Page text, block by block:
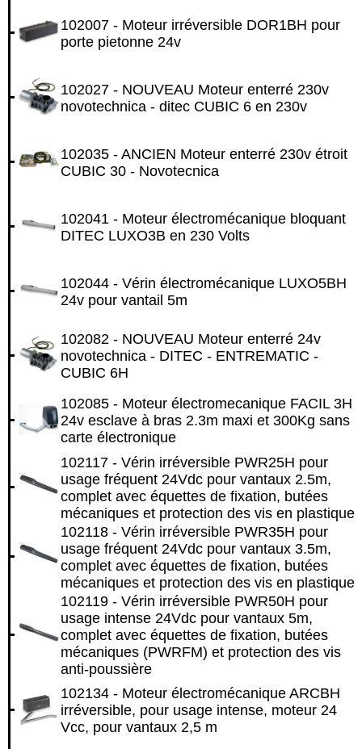
102007 - Moteur irréversible DOR1BH pour
porte pietonne 24v
102027 - NOUVEAU Moteur enterré 230v
novotechnica - ditec CUBIC 6 en 230v
102035 - ANCIEN Moteur enterré 230v étroit
CUBIC 30 - Novotecnica
102041 - Moteur électromécanique bloquant
DITEC LUXO3B en 230 Volts
102044 - Vérin électromécanique LUXO5BH
24v pour vantail 5m
102082 - NOUVEAU Moteur enterré 24v
novotechnica - DITEC - ENTREMATIC -
CUBIC 6H
102085 - Moteur électromecanique FACIL 3H
24v esclave à bras 2.3m maxi et 300Kg sans
carte électronique
102117 - Vérin irréversible PWR25H pour
usage fréquent 24Vdc pour vantaux 2.5m,
complet avec équettes de fixation, butées
mécaniques et protection des vis en plastique
102118 - Vérin irréversible PWR35H pour
usage fréquent 24Vdc pour vantaux 3.5m,
complet avec équettes de fixation, butées
mécaniques et protection des vis en plastique
102119 - Vérin irréversible PWR50H pour
usage intense 24Vdc pour vantaux 5m,
complet avec équettes de fixation, butées
mécaniques (PWRFM) et protection des vis
anti-poussière
102134 - Moteur électromécanique ARCBH
irréversible, pour usage intense, moteur 24
Vcc, pour vantaux 2,5 m